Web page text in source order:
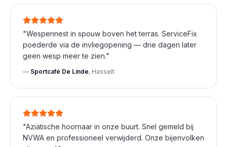
"Wespennest in spouw boven het terras. ServiceFix
poederde via de invliegopening — drie dagen later
geen wesp meer te zien."
— Sportcafé De Linde, Hasselt
"Aziatische hoornaar in onze buurt. Snel gemeld bij
NVWA en professioneel verwijderd. Onze bijenvolken